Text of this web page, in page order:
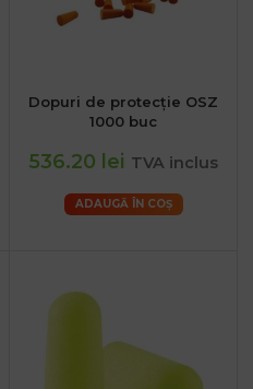
Dopuri de protecție OSZ
1000 buc
536.20 lei TVA inclus
ADAUGĂ ÎN COȘ